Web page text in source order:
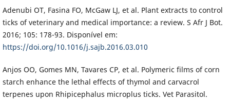
Adenubi OT, Fasina FO, McGaw LJ, et al. Plant extracts to control
ticks of veterinary and medical importance: a review. S Afr J Bot.
2016; 105: 178-93. Disponível em:
https://doi.org/10.1016/j.sajb.2016.03.010
Anjos OO, Gomes MN, Tavares CP, et al. Polymeric films of corn
starch enhance the lethal effects of thymol and carvacrol
terpenes upon Rhipicephalus microplus ticks. Vet Parasitol.